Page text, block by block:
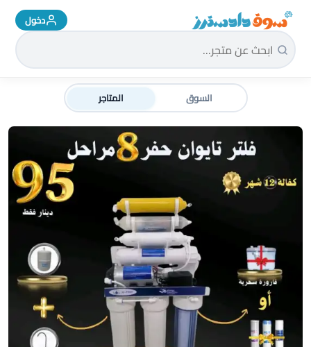
سوق دادسترز الرئيسية دخول
السوق المتاجر